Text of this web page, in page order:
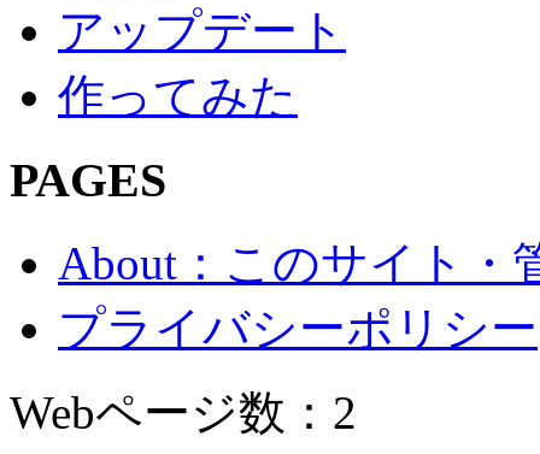
アップデート
作ってみた
PAGES
About：このサイト・
プライバシーポリシー
Webページ数：2